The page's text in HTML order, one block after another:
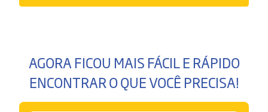
AGORA FICOU MAIS FÁCIL E RÁPIDO
ENCONTRAR O QUE VOCÊ PRECISA!